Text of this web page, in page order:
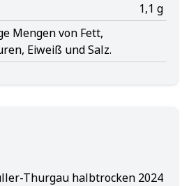
1,1 g
Mengen von Fett,
Eiweiß und Salz.
Thurgau halbtrocken 2024